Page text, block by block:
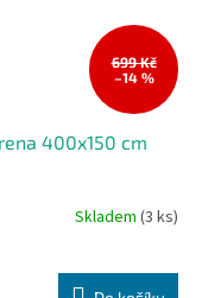
699 Kč
–14 %
400x150 cm
Skladem (3 ks)